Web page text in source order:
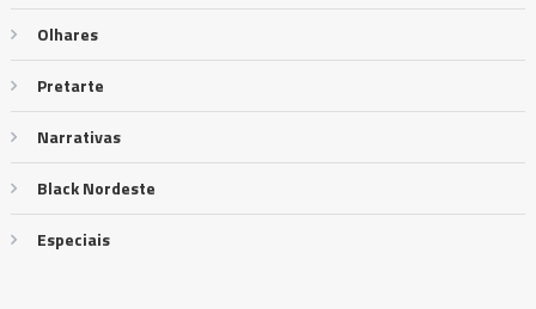
Olhares
Pretarte
Narrativas
Black Nordeste
Especiais